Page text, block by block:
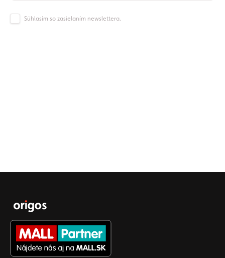
Súhlasím so zasielaním newslettera.